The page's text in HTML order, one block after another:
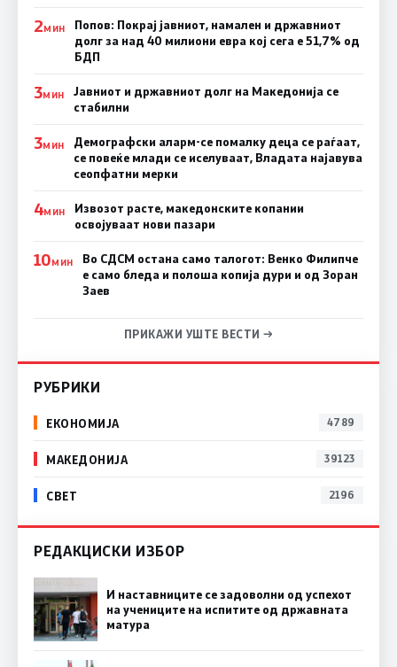
2МИН
Попов: Покрај јавниот, намален и државниот
долг за над 40 милиони евра кој сега е 51,7% од
БДП
3МИН
Јавниот и државниот долг на Македонија се
стабилни
3МИН
Демографски аларм-се помалку деца се раѓаат,
се повеќе млади се иселуваат, Владата најавува
сеопфатни мерки
4МИН
Извозот расте, македонските копании
освојуваат нови пазари
10МИН
Во СДСМ остана само талогот: Венко Филипче
е само бледа и полоша копија дури и од Зоран
Заев
ПРИКАЖИ УШТЕ ВЕСТИ →
РУБРИКИ
ЕКОНОМИЈА 4789
МАКЕДОНИЈА 39123
СВЕТ 2196
РЕДАКЦИСКИ ИЗБОР
И наставниците се задоволни од успехот
на учениците на испитите од државната
матура